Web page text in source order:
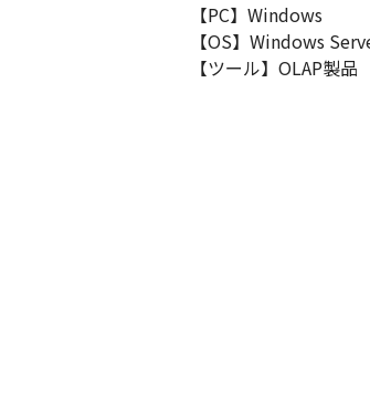
【PC】Windows
【OS】Windows
【ツール】OLAP製品